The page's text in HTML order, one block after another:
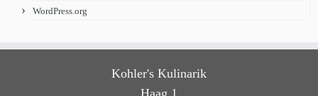
WordPress.org
Kohler's Kulinarik